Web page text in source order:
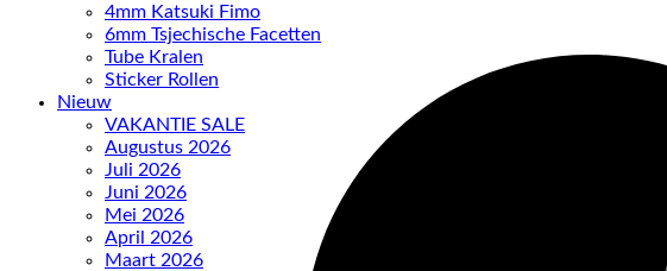
4mm Katsuki Fimo
6mm Tsjechische Facetten
Tube Kralen
Sticker Rollen
Nieuw
VAKANTIE SALE
Augustus 2026
Juli 2026
Juni 2026
Mei 2026
April 2026
Maart 2026